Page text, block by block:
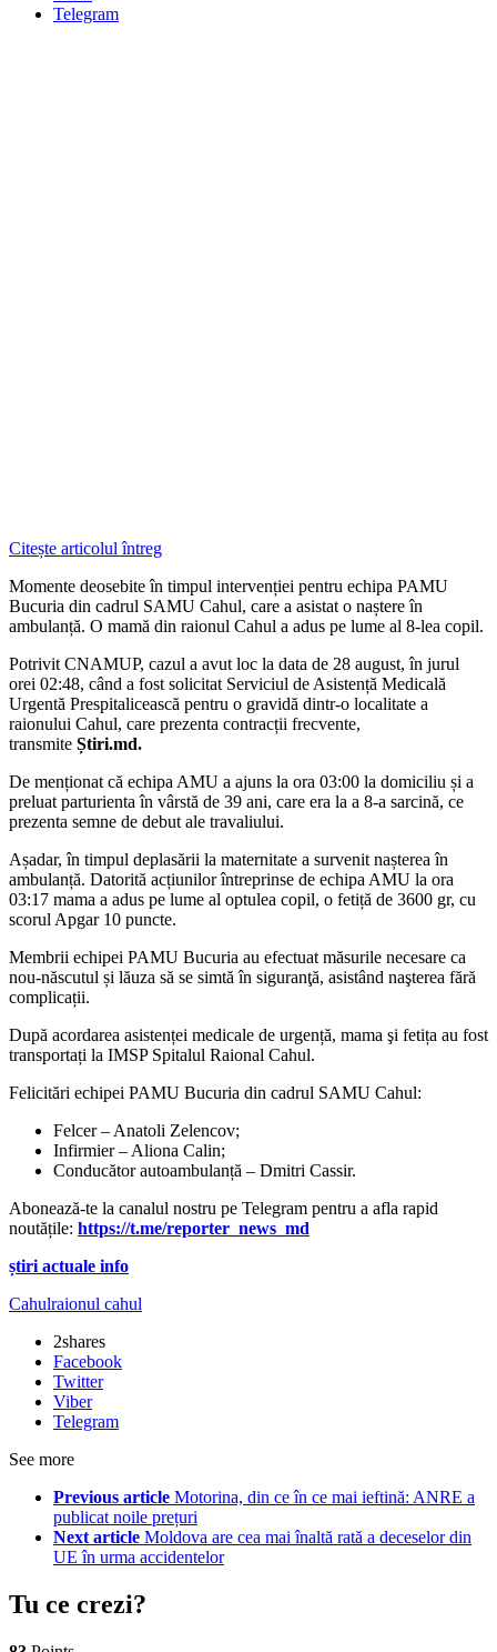
Telegram
Citește articolul întreg
Momente deosebite în timpul intervenției pentru echipa PAMU
Bucuria din cadrul SAMU Cahul, care a asistat o naștere în
ambulanță. O mamă din raionul Cahul a adus pe lume al 8-lea copil.
Potrivit CNAMUP, cazul a avut loc la data de 28 august, în jurul
orei 02:48, când a fost solicitat Serviciul de Asistență Medicală
Urgentă Prespitalicească pentru o gravidă dintr-o localitate a
raionului Cahul, care prezenta contracții frecvente,
transmite Știri.md.
De menționat că echipa AMU a ajuns la ora 03:00 la domiciliu și a
preluat parturienta în vârstă de 39 ani, care era la a 8-a sarcină, ce
prezenta semne de debut ale travaliului.
Așadar, în timpul deplasării la maternitate a survenit nașterea în
ambulanță. Datorită acțiunilor întreprinse de echipa AMU la ora
03:17 mama a adus pe lume al optulea copil, o fetiță de 3600 gr, cu
scorul Apgar 10 puncte.
Membrii echipei PAMU Bucuria au efectuat măsurile necesare ca
nou-născutul și lăuza să se simtă în siguranţă, asistând naşterea fără
complicații.
După acordarea asistenței medicale de urgență, mama şi fetița au fost
transportați la IMSP Spitalul Raional Cahul.
Felicitări echipei PAMU Bucuria din cadrul SAMU Cahul:
Felcer – Anatoli Zelencov;
Infirmier – Aliona Calin;
Conducător autoambulanță – Dmitri Cassir.
Abonează-te la canalul nostru pe Telegram pentru a afla rapid
noutățile: https://t.me/reporter_news_md
știri actuale info
Cahulraionul cahul
2shares
Facebook
Twitter
Viber
Telegram
See more
Previous article Motorina, din ce în ce mai ieftină: ANRE a
publicat noile prețuri
Next article Moldova are cea mai înaltă rată a deceselor din
UE în urma accidentelor
Tu ce crezi?